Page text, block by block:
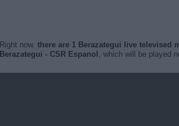
Right now, there are 1 Berazategui live televised
Berazategui - CSR Espanol , which will be played